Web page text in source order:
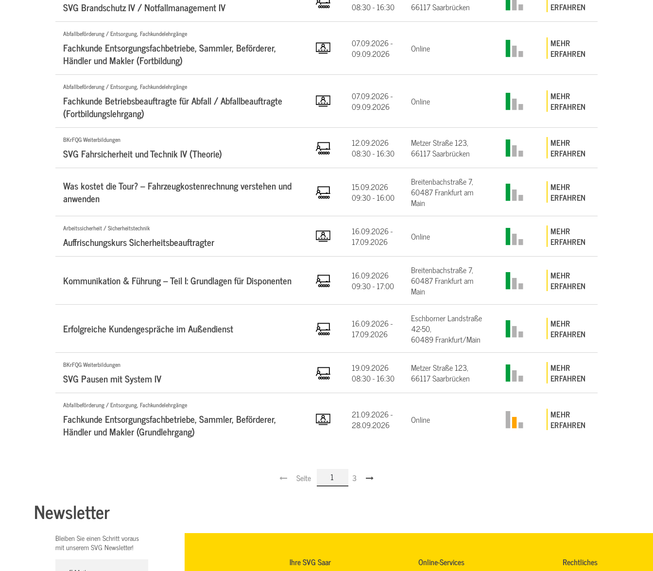
SVG Brandschutz IV / Notfallmanagement IV
08:30 - 16:30
66117 Saarbrücken
ERFAHREN
Abfallbeförderung / Entsorgung, Fachkundelehrgänge
Fachkunde Entsorgungsfachbetriebe, Sammler, Beförderer,
Händler und Makler (Fortbildung)
07.09.2026 -
09.09.2026
Online
MEHR
ERFAHREN
Abfallbeförderung / Entsorgung, Fachkundelehrgänge
Fachkunde Betriebsbeauftragte für Abfall / Abfallbeauftragte
(Fortbildungslehrgang)
07.09.2026 -
09.09.2026
Online
MEHR
ERFAHREN
BKrFQG Weiterbildungen
SVG Fahrsicherheit und Technik IV (Theorie)
12.09.2026
08:30 - 16:30
Metzer Straße 123,
66117 Saarbrücken
MEHR
ERFAHREN
Was kostet die Tour? – Fahrzeugkostenrechnung verstehen und
anwenden
15.09.2026
09:30 - 16:00
Breitenbachstraße 7,
60487 Frankfurt am
Main
MEHR
ERFAHREN
Arbeitssicherheit / Sicherheitstechnik
Auffrischungskurs Sicherheitsbeauftragter
16.09.2026 -
17.09.2026
Online
MEHR
ERFAHREN
Kommunikation & Führung – Teil I: Grundlagen für Disponenten
16.09.2026
09:30 - 17:00
Breitenbachstraße 7,
60487 Frankfurt am
Main
MEHR
ERFAHREN
Erfolgreiche Kundengespräche im Außendienst
16.09.2026 -
17.09.2026
Eschborner Landstraße
42-50,
60489 Frankfurt/Main
MEHR
ERFAHREN
BKrFQG Weiterbildungen
SVG Pausen mit System IV
19.09.2026
08:30 - 16:30
Metzer Straße 123,
66117 Saarbrücken
MEHR
ERFAHREN
Abfallbeförderung / Entsorgung, Fachkundelehrgänge
Fachkunde Entsorgungsfachbetriebe, Sammler, Beförderer,
Händler und Makler (Grundlehrgang)
21.09.2026 -
28.09.2026
Online
MEHR
ERFAHREN
Seite 3
Newsletter
Bleiben Sie einen Schritt voraus
mit unserem SVG Newsletter!
Ihre SVG Saar Online-Services Rechtliches